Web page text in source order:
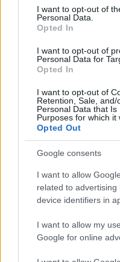
I want to opt-out of
Personal Data.
Opted In
I want to opt-out of
Personal Data for
Opted In
I want to opt-out of
Retention, Sale,
Personal Data that
Purposes for which it
Opted Out
Google consents
I want to allow
related to
device identifiers in
I want to allow my
Google for online
massimi funzionari
diventata più
forze russe hanno
Luhansk, dopo la
Lysychansk. Le
separatisti ucraini
liberare tutto il
città
iniziato questa
Ricordiamo anche
invasione russa
soldati e che